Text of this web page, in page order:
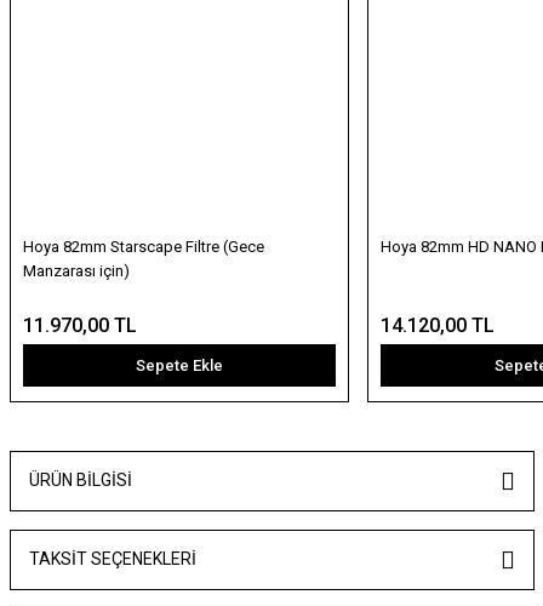
Hoya 82mm Starscape Filtre (Gece
Manzarası için)
11.970,00 TL
Sepete Ekle
Hoya 82mm HD NANO
14.120,00 TL
ÜRÜN BILGISI
TAKSIT SEÇENEKLERI